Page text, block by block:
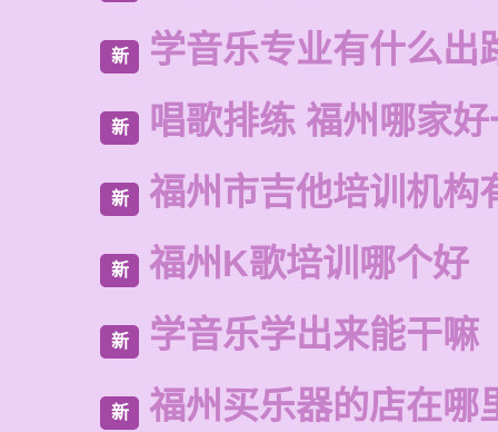
新 学音乐专业有什么出
新 唱歌排练 福州哪家
新 福州市吉他培训机构
新 福州K歌培训哪个好
新 学音乐学出来能干嘛
新 福州买乐器的店在哪